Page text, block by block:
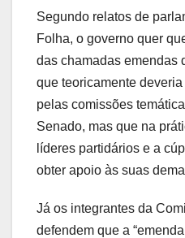
Segundo relatos de
Folha, o governo quer
das chamadas emendas
que teoricamente
pelas comissões
Senado, mas que na
líderes partidários e a
obter apoio às suas
Já os integrantes da
defendem que a